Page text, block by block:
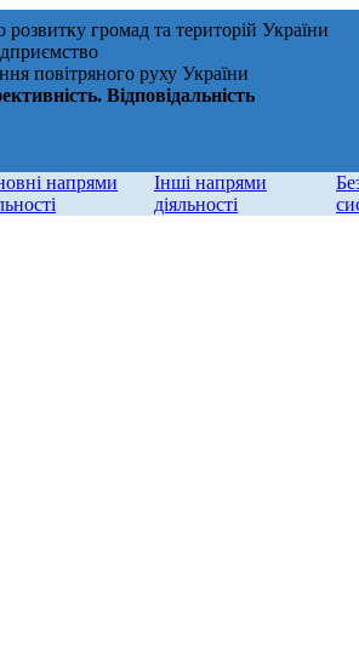
розвитку громад та територій України
повітряного руху України
Відповідальність
напрями
Інші напрями
діяльності